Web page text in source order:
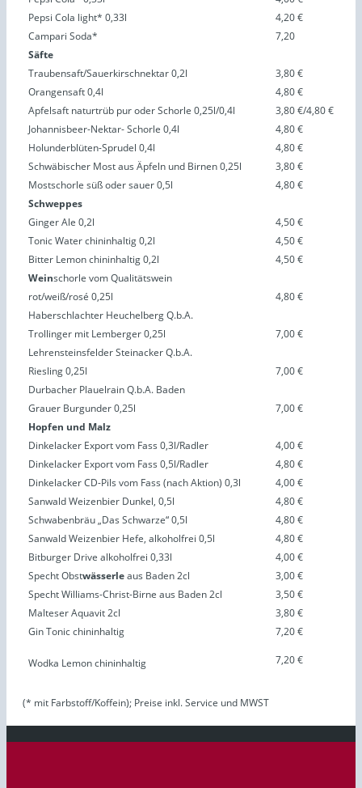
Pepsi Cola light* 0,33l
4,20 €
Campari Soda*
7,20
Säfte
Traubensaft/Sauerkirschnektar 0,2l
3,80 €
Orangensaft 0,4l
4,80 €
Apfelsaft naturtrüb pur oder Schorle 0,25l/0,4l
3,80 €/4,80 €
Johannisbeer-Nektar- Schorle 0,4l
4,80 €
Holunderblüten-Sprudel 0,4l
4,80 €
Schwäbischer Most aus Äpfeln und Birnen 0,25l
3,80 €
Mostschorle süß oder sauer 0,5l
4,80 €
Schweppes
Ginger Ale 0,2l
4,50 €
Tonic Water chininhaltig 0,2l
4,50 €
Bitter Lemon chininhaltig 0,2l
4,50 €
Weinschorle vom Qualitätswein
rot/weiß/rosé 0,25l
4,80 €
Haberschlachter Heuchelberg Q.b.A.
Trollinger mit Lemberger 0,25l
7,00 €
Lehrensteinsfelder Steinacker Q.b.A.
Riesling 0,25l
7,00 €
Durbacher Plauelrain Q.b.A. Baden
Grauer Burgunder 0,25l
7,00 €
Hopfen und Malz
Dinkelacker Export vom Fass 0,3l/Radler
4,00 €
Dinkelacker Export vom Fass 0,5l/Radler
4,80 €
Dinkelacker CD-Pils vom Fass (nach Aktion) 0,3l
4,00 €
Sanwald Weizenbier Dunkel, 0,5l
4,80 €
Schwabenbräu „Das Schwarze“ 0,5l
4,80 €
Sanwald Weizenbier Hefe, alkoholfrei 0,5l
4,80 €
Bitburger Drive alkoholfrei 0,33l
4,00 €
Specht Obstwässerleaus Baden 2cl
3,00 €
Specht Williams-Christ-Birne aus Baden 2cl
3,50 €
Malteser Aquavit 2cl
3,80 €
Gin Tonic chininhaltig
7,20 €
Wodka Lemon chininhaltig 7,20 €
(* mit Farbstoff/Koffein); Preise inkl. Service und MWST